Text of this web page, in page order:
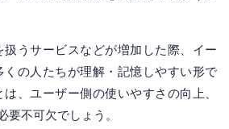
うサービスなどが増加した際、イー
の人たちが理解・記憶しやすい形で
、ユーザー側の使いやすさの向上、
要不可欠でしょう。